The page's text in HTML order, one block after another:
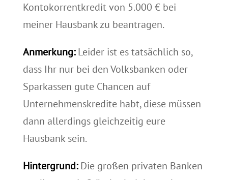
Kontokorrentkredit von 5.000 € bei
meiner Hausbank zu beantragen.
Anmerkung:Leider ist es tatsächlich so,
dass Ihr nur bei den Volksbanken oder
Sparkassen gute Chancen auf
Unternehmenskredite habt, diese müssen
dann allerdings gleichzeitig eure
Hausbank sein.
Hintergrund:Die großen privaten Banken